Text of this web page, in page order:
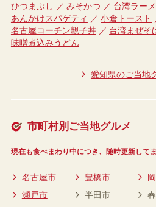
ひつまぶし
みそかつ 台湾ラー
あんかけスパゲティ
小倉トースト
名古屋コーチン親子丼
台湾まぜそ
味噌煮込みうどん
愛知県のご当地
市町村別ご当地グルメ
現在も食べまわり中につき、随時更新して
名古屋市 豊橋市
瀬戸市
半田市